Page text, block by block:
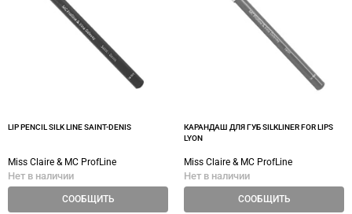
LIP PENCIL SILK LINE SAINT-DENIS
Miss Claire & MC ProfLine
Нет в наличии
СООБЩИТЬ
КАРАНДАШ ДЛЯ ГУБ SILKLINER FOR LIPS
LYON
Miss Claire & MC ProfLine
Нет в наличии
СООБЩИТЬ